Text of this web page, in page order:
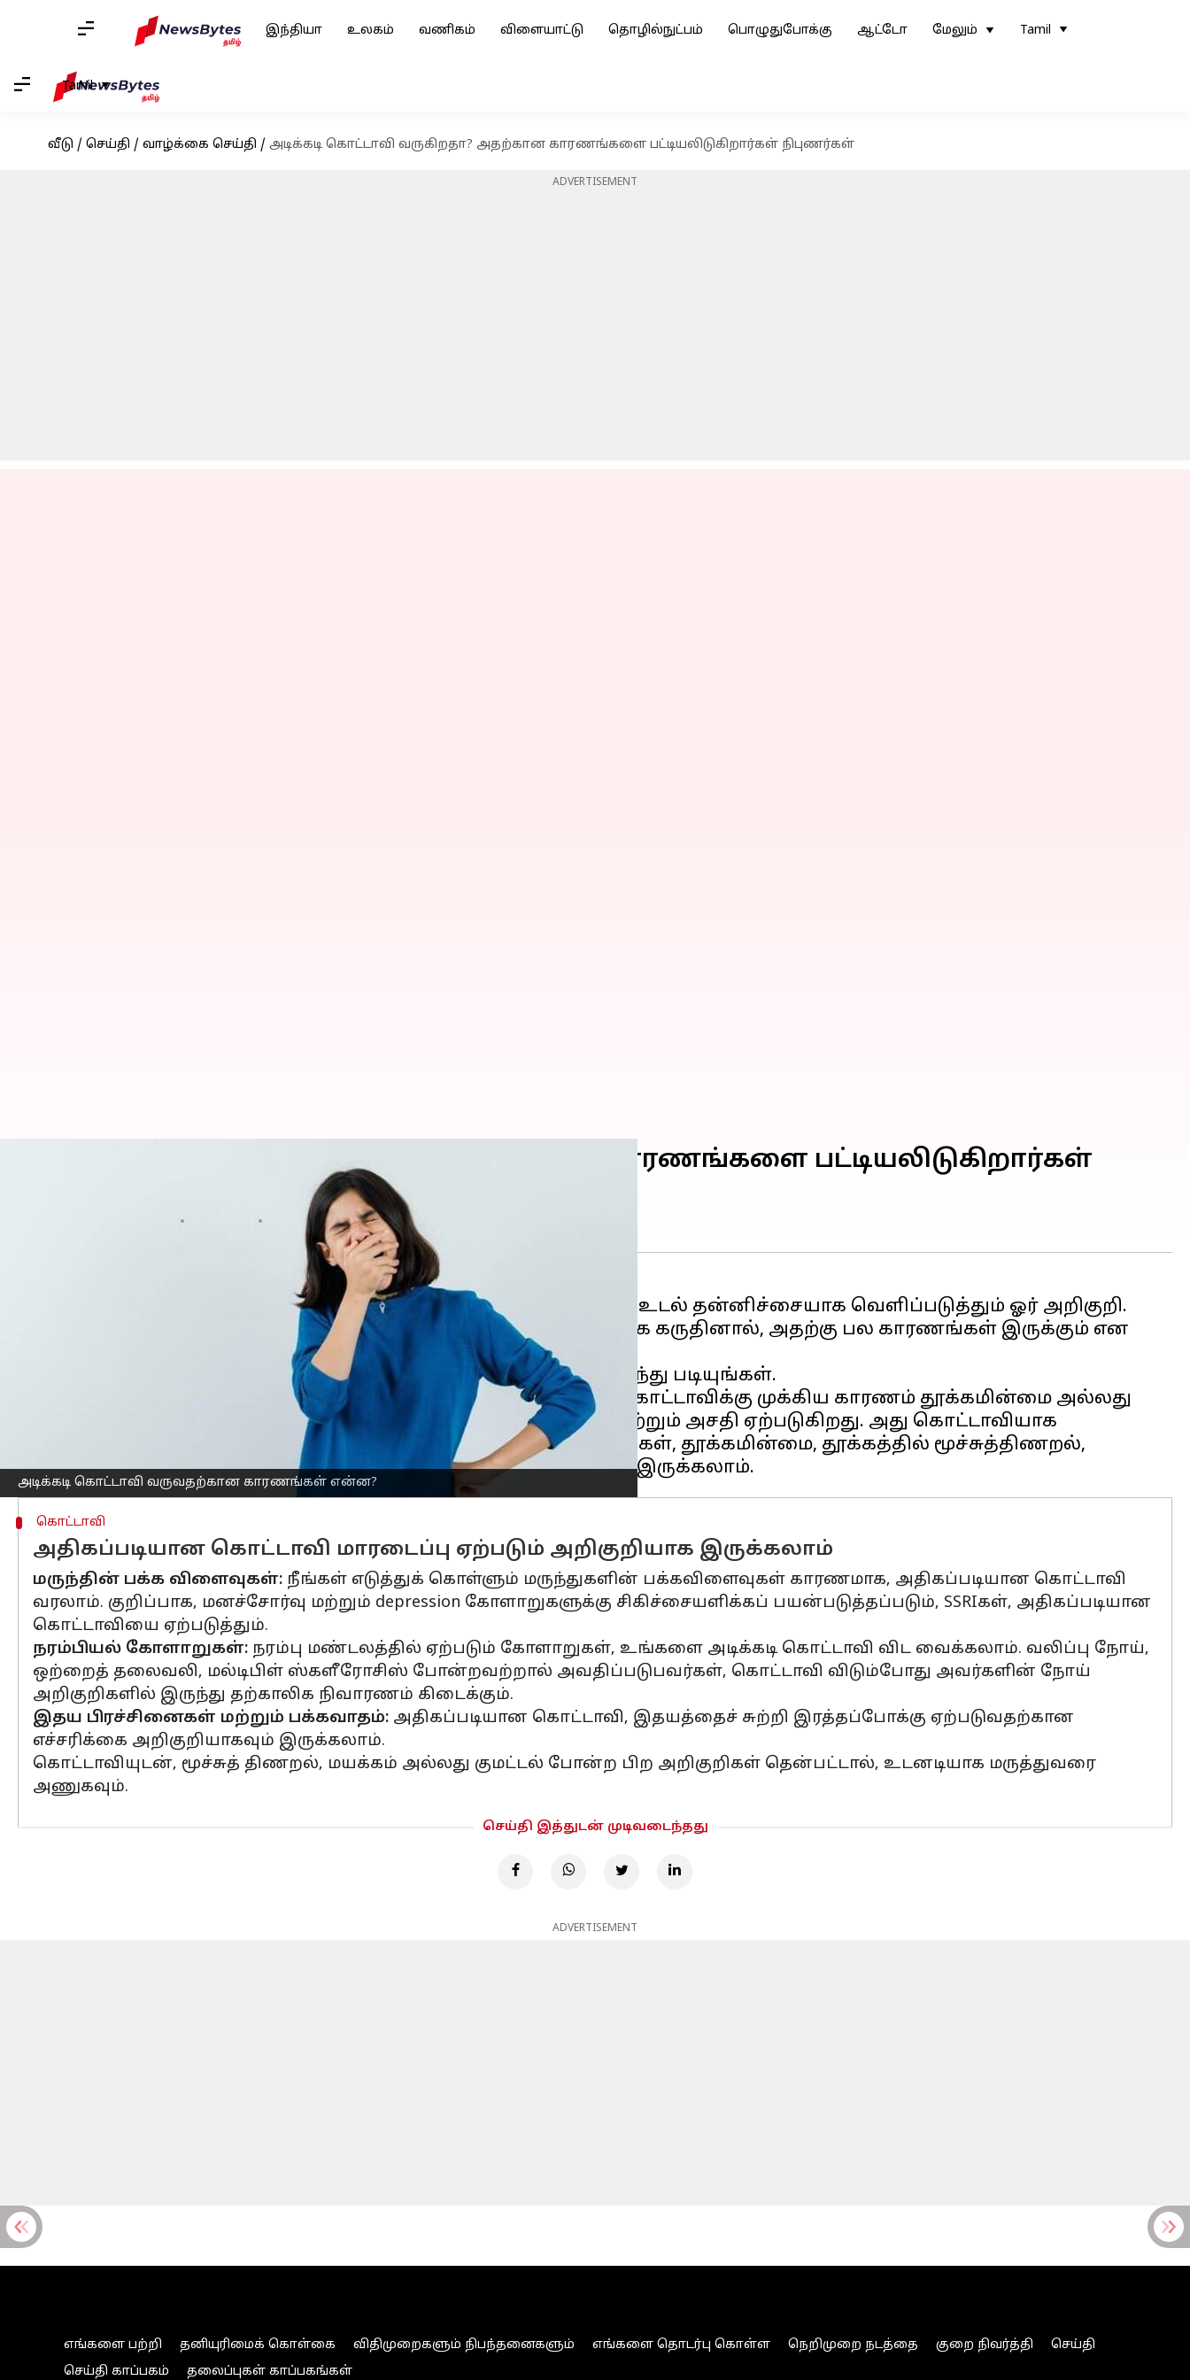
இந்தியா உலகம் வணிகம் விளையாட்டு தொழில்நுட்பம் பொழுதுபோக்கு ஆட்டோ மேலும் Tamil
Tamil
வீடு / செய்தி / வாழ்க்கை செய்தி / அடிக்கடி கொட்டாவி வருகிறதா? அதற்கான காரணங்களை பட்டியலிடுகிறார்கள் நிபுணர்கள்
ADVERTISEMENT
அடிக்கடி கொட்டாவி வருவதற்கான காரணங்கள் என்ன?
அடிக்கடி கொட்டாவி வருகிறதா? அதற்கான காரணங்களை பட்டியலிடுகிறார்கள்
04:51 pm
அல்லது சலிப்பு ஏற்படும் போது, உங்கள் உடல் தன்னிச்சையாக வெளிப்படுத்தும் ஓர் அறிகுறி.
ஆனால், சோர்வு நிலையும் தாண்டி, அதிகமாக கொட்டாவி விடுவதாக கருதினால், அதற்கு பல காரணங்கள் இருக்கும் என
மருத்துவ நிபுணர்கள் கூறுகின்றனர்.
அதிகமாக கொட்டாவி வருவதற்கான காரணங்களை அறிய தொடர்ந்து படியுங்கள்.
தூக்கமின்மை: பெரும்பாலான சந்தர்ப்பங்களில் அதிகப்படியான கொட்டாவிக்கு முக்கிய காரணம் தூக்கமின்மை அல்லது
தூக்க பற்றாக்குறை தான். தரமான தூக்கம் இல்லாததால் சோர்வு மற்றும் அசதி ஏற்படுகிறது. அது கொட்டாவியாக
வெளிப்படுகிறது. அதிகமாக கொட்டாவி விடுவது தூக்கக் கோளாறுகள், தூக்கமின்மை, தூக்கத்தில் மூச்சுத்திணறல்,
கொட்டாவி
அதிகப்படியான கொட்டாவி மாரடைப்பு ஏற்படும் அறிகுறியாக இருக்கலாம்
மருந்தின் பக்க விளைவுகள்: நீங்கள் எடுத்துக் கொள்ளும் மருந்துகளின் பக்கவிளைவுகள் காரணமாக, அதிகப்படியான கொட்டாவி
வரலாம். குறிப்பாக, மனச்சோர்வு மற்றும் depression கோளாறுகளுக்கு சிகிச்சையளிக்கப் பயன்படுத்தப்படும், SSRIகள், அதிகப்படியான
கொட்டாவியை ஏற்படுத்தும்.
நரம்பியல் கோளாறுகள்: நரம்பு மண்டலத்தில் ஏற்படும் கோளாறுகள், உங்களை அடிக்கடி கொட்டாவி விட வைக்கலாம். வலிப்பு நோய்,
ஒற்றைத் தலைவலி, மல்டிபிள் ஸ்களீரோசிஸ் போன்றவற்றால் அவதிப்படுபவர்கள், கொட்டாவி விடும்போது அவர்களின் நோய்
அறிகுறிகளில் இருந்து தற்காலிக நிவாரணம் கிடைக்கும்.
இதய பிரச்சினைகள் மற்றும் பக்கவாதம்: அதிகப்படியான கொட்டாவி, இதயத்தைச் சுற்றி இரத்தப்போக்கு ஏற்படுவதற்கான
எச்சரிக்கை அறிகுறியாகவும் இருக்கலாம்.
கொட்டாவியுடன், மூச்சுத் திணறல், மயக்கம் அல்லது குமட்டல் போன்ற பிற அறிகுறிகள் தென்பட்டால், உடனடியாக மருத்துவரை
அணுகவும்.
செய்தி இத்துடன் முடிவடைந்தது
ADVERTISEMENT
எங்களை பற்றி தனியுரிமைக் கொள்கை விதிமுறைகளும் நிபந்தனைகளும் எங்களை தொடர்பு கொள்ள நெறிமுறை நடத்தை குறை நிவர்த்தி
செய்தி
செய்தி காப்பகம்
தலைப்புகள் காப்பகங்கள்